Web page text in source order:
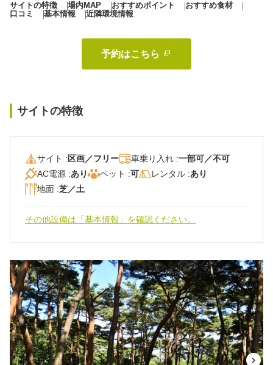
サイトの特徴 場内MAP おすすめポイント
おすすめ食材
口コミ
基本情報 近隣環境情報
予約はこちら
サイトの特徴
サイト :区画／フリー 車乗り入れ :一部可／不可
AC電源 :あり ペット :可 レンタル :あり
地面 :芝／土
その他設備は「基本情報」を確認ください。